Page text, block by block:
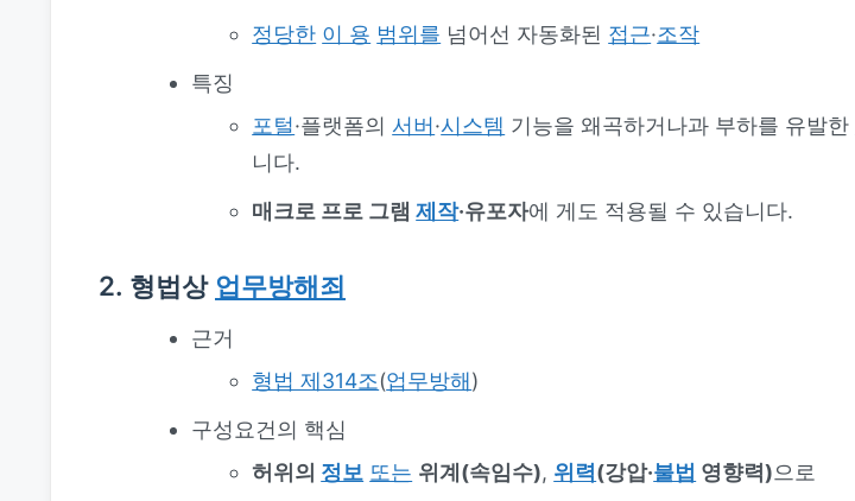
정당한 이 용 범위를 넘어선 자동화된 접근·조작
특징
포털·플랫폼의 서버·시스템 기능을 왜곡하거나과 부하를 유발한
니다.
매크로 프로 그램제작·유포자에 게도 적용될 수 있습니다.
2. 형법상 업무방해죄
근거
형법 제314조(업무방해)
구성요건의 핵심
허위의 정보 또는 위계(속임수), 위력(강압·불법 영향력)으로